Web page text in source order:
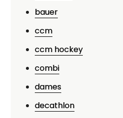
bauer
ccm
ccm hockey
combi
dames
decathlon